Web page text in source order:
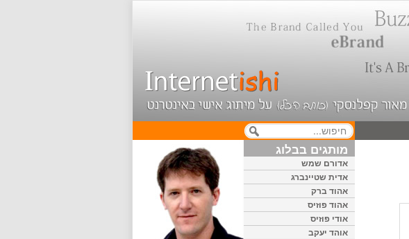
מותגים בבלוג
אדורם שמש
אדית שטיינברג
אהוד ברק
אהוד פוזיס
אודי פוזיס
אוהד יעקב